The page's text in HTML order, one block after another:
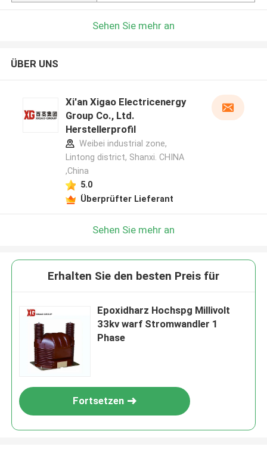
Sehen Sie mehr an
ÜBER UNS
Xi'an Xigao Electricenergy
Group Co., Ltd.
Herstellerprofil
Weibei industrial zone,
Lintong district, Shanxi. CHINA
,China
5.0
Überprüfter Lieferant
Sehen Sie mehr an
Erhalten Sie den besten Preis für
Epoxidharz Hochspg Millivolt
33kv warf Stromwandler 1
Phase
Fortsetzen